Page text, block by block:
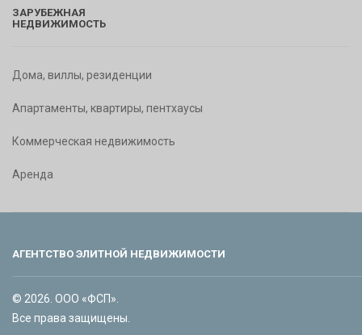
ЗАРУБЕЖНАЯ
НЕДВИЖИМОСТЬ
Дома, виллы, резиденции
Апартаменты, квартиры, пентхаусы
Коммерческая недвижимость
Аренда
АГЕНТСТВО ЭЛИТНОЙ НЕДВИЖИМОСТИ
© 2026. ООО «ФСП».
Все права защищены.